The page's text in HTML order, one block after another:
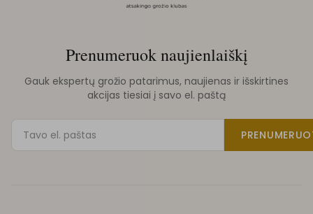
Prenumeruok naujienlaiškį
Gauk ekspertų grožio patarimus, naujienas ir išskirtines
akcijas tiesiai į savo el. paštą